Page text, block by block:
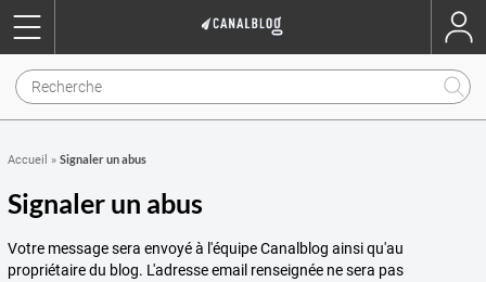
Accueil » Signaler un abus
Signaler un abus
Votre message sera envoyé à l'équipe Canalblog ainsi qu'au
propriétaire du blog. L'adresse email renseignée ne sera pas